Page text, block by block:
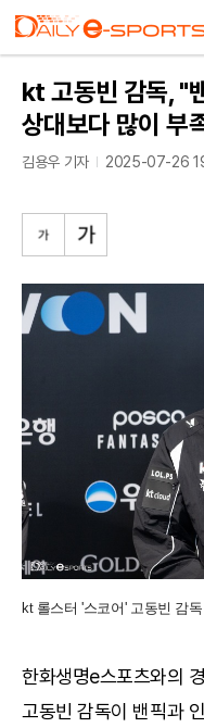
kt 고동빈 감독, "
상대보다 많이 부
김용우 기자 2025-07-26
kt 롤스터 '스코어' 고동빈 감독
한화생명e스포츠와의
고동빈 감독이 밴픽과